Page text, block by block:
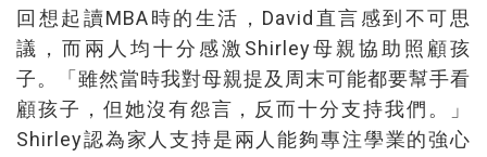
回想起讀MBA時的生活，David直言感到不可思
議，而兩人均十分感激Shirley母親協助照顧孩
子。「雖然當時我對母親提及周末可能都要幫手看
顧孩子，但她沒有怨言，反而十分支持我們。」
Shirley認為家人支持是兩人能夠專注學業的強心